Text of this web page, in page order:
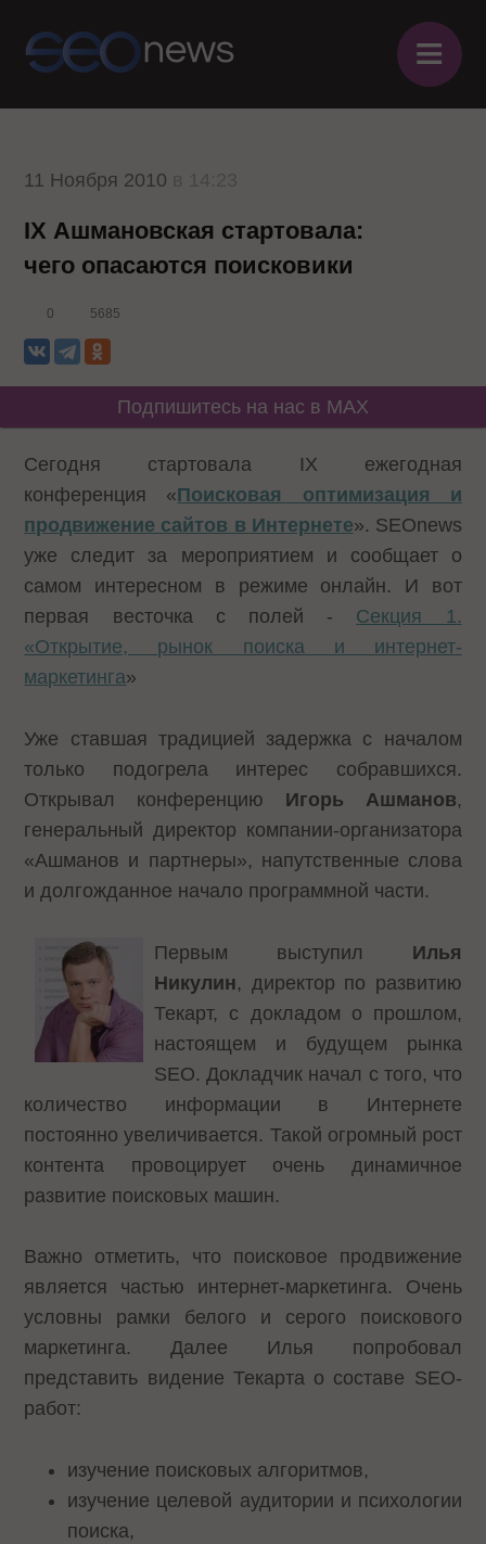
≡
11 Ноября 2010
IX Ашмановская стартовала:
чего опасаются поисковики
0 5685
Подпишитесь на нас в MAX
Сегодня стартовала IX ежегодная
конференция «Поисковая оптимизация и
продвижение сайтов в Интернете». SEOnews
уже следит за мероприятием и сообщает о
самом интересном в режиме онлайн. И вот
первая весточка с полей - Секция 1.
«Открытие, рынок поиска и интернет-
маркетинга»
Уже ставшая традицией задержка с началом
только подогрела интерес собравшихся.
Открывал конференцию Игорь Ашманов,
генеральный директор компании-организатора
«Ашманов и партнеры», напутственные слова
и долгожданное начало программной части.
Первым выступил Илья
Никулин, директор по развитию
Текарт, с докладом о прошлом,
настоящем и будущем рынка
SEO. Докладчик начал с того, что
количество информации в Интернете
постоянно увеличивается. Такой огромный рост
контента провоцирует очень динамичное
развитие поисковых машин.
Важно отметить, что поисковое продвижение
является частью интернет-маркетинга. Очень
условны рамки белого и серого поискового
маркетинга. Далее Илья попробовал
представить видение Текарта о составе SEO-
работ:
изучение поисковых алгоритмов,
изучение целевой аудитории и психологии
поиска,